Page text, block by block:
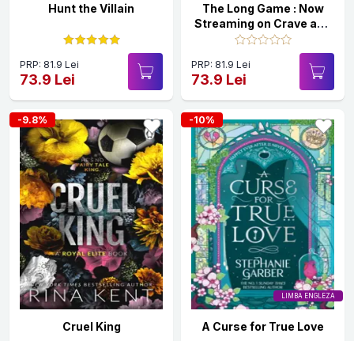
Hunt the Villain
PRP: 81.9 Lei
73.9 Lei
The Long Game : Now
Streaming on Crave and
HBO Max
PRP: 81.9 Lei
73.9 Lei
-9.8%
Cruel King
LIMBA ENGLEZA
-10%
A Curse for True Love